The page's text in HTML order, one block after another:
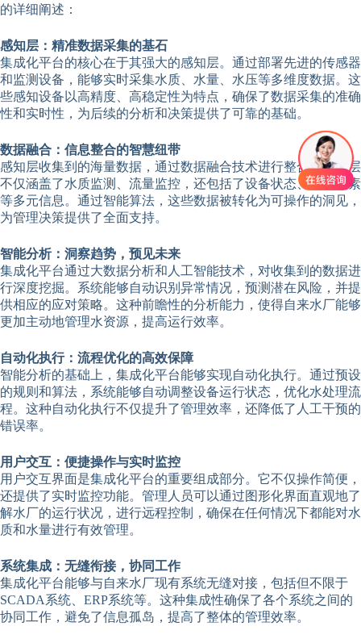
的详细阐述：
感知层：精准数据采集的基石
集成化平台的核心在于其强大的感知层。通过部署先进的传感器
和监测设备，能够实时采集水质、水量、水压等多维度数据。这
些感知设备以高精度、高稳定性为特点，确保了数据采集的准确
性和实时性，为后续的分析和决策提供了可靠的基础。
数据融合：信息整合的智慧纽带
感知层收集到的海量数据，通过数据融合技术进行整合。这一层
不仅涵盖了水质监测、流量监控，还包括了设备状态、环境因素
等多元信息。通过智能算法，这些数据被转化为可操作的洞见，
为管理决策提供了全面支持。
智能分析：洞察趋势，预见未来
集成化平台通过大数据分析和人工智能技术，对收集到的数据进
行深度挖掘。系统能够自动识别异常情况，预测潜在风险，并提
供相应的应对策略。这种前瞻性的分析能力，使得自来水厂能够
更加主动地管理水资源，提高运行效率。
自动化执行：流程优化的高效保障
智能分析的基础上，集成化平台能够实现自动化执行。通过预设
的规则和算法，系统能够自动调整设备运行状态，优化水处理流
程。这种自动化执行不仅提升了管理效率，还降低了人工干预的
错误率。
用户交互：便捷操作与实时监控
用户交互界面是集成化平台的重要组成部分。它不仅操作简便，
还提供了实时监控功能。管理人员可以通过图形化界面直观地了
解水厂的运行状况，进行远程控制，确保在任何情况下都能对水
质和水量进行有效管理。
系统集成：无缝衔接，协同工作
集成化平台能够与自来水厂现有系统无缝对接，包括但不限于
SCADA系统、ERP系统等。这种集成性确保了各个系统之间的
协同工作，避免了信息孤岛，提高了整体的管理效率。